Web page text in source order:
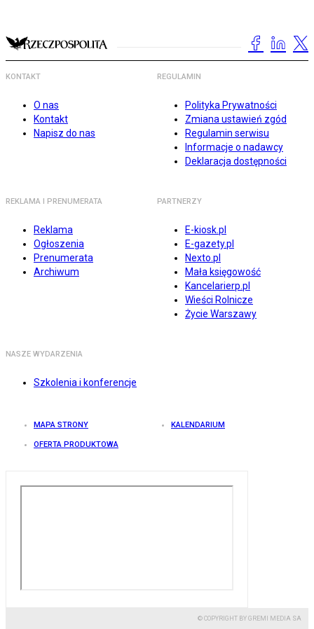
KONTAKT
O nas
Kontakt
Napisz do nas
REGULAMIN
Polityka Prywatności
Zmiana ustawień zgód
Regulamin serwisu
Informacje o nadawcy
Deklaracja dostępności
REKLAMA I PRENUMERATA
Reklama
Ogłoszenia
Prenumerata
Archiwum
PARTNERZY
E-kiosk.pl
E-gazety.pl
Nexto.pl
Mała księgowość
Kancelarierp.pl
Wieści Rolnicze
Życie Warszawy
NASZE WYDARZENIA
Szkolenia i konferencje
MAPA STRONY KALENDARIUM
OFERTA PRODUKTOWA
© COPYRIGHT BY GREMI MEDIA SA